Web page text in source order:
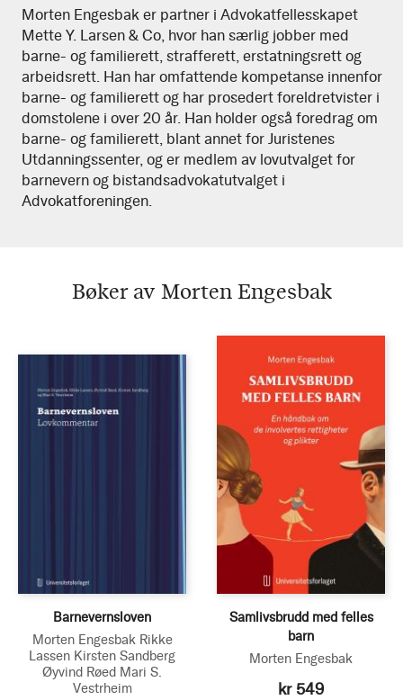
Morten
Engesbak
Morten Engesbak er partner i Advokatfellesskapet
Mette Y. Larsen & Co, hvor han særlig jobber med
barne- og familierett, strafferett, erstatningsrett og
arbeidsrett. Han har omfattende kompetanse innenfor
barne- og familierett og har prosedert foreldretvister i
domstolene i over 20 år. Han holder også foredrag om
barne- og familierett, blant annet for Juristenes
Utdanningssenter, og er medlem av lovutvalget for
barnevern og bistandsadvokatutvalget i
Advokatforeningen.
Bøker av Morten Engesbak
Barnevernsloven
Morten Engesbak Rikke
Lassen Kirsten Sandberg
Øyvind Røed Mari S.
Vestrheim
Samlivsbrudd med felles
barn
Morten Engesbak
kr 549